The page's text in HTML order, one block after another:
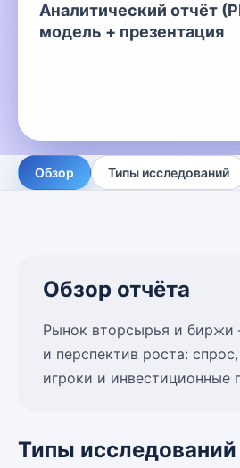
Аналитический отчёт
модель + презентация
Обзор Типы исследований
Обзор отчёта
Рынок вторсырья и биржи
и перспектив роста:
игроки и инвестиционные
Типы исследований